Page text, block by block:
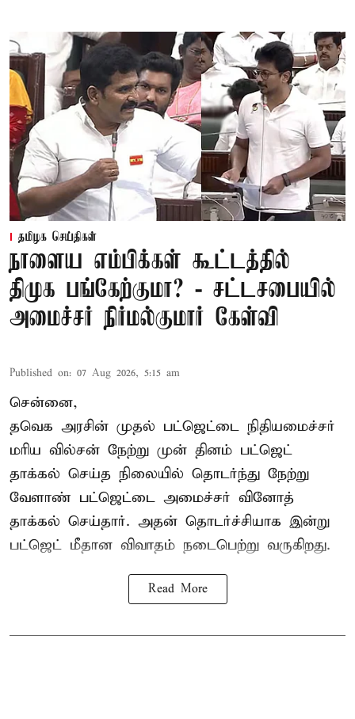
தமிழக செய்திகள்
நாளைய எம்பிக்கள் கூட்டத்தில்
திமுக பங்கேற்குமா? - சட்டசபையில்
அமைச்சர் நிர்மல்குமார் கேள்வி
Published on: 07 Aug 2026, 5:15 am
சென்னை,
தவெக அரசின் முதல் பட்ஜெட்டை நிதியமைச்சர்
மரிய வில்சன் நேற்று முன் தினம் பட்ஜெட்
தாக்கல் செய்த நிலையில் தொடர்ந்து நேற்று
வேளாண் பட்ஜெட்டை அமைச்சர் வினோத்
தாக்கல் செய்தார். அதன் தொடர்ச்சியாக இன்று
பட்ஜெட் மீதான விவாதம் நடைபெற்று வருகிறது.
Read More